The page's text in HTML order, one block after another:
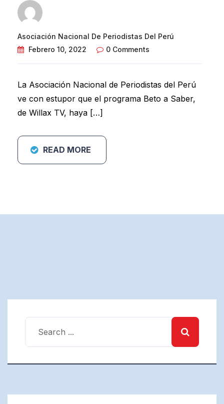
Asociación Nacional De Periodistas Del Perú
Febrero 10, 2022
0 Comments
La Asociación Nacional de Periodistas del Perú
ve con estupor que el programa Beto a Saber,
de Willax TV, haya […]
READ MORE